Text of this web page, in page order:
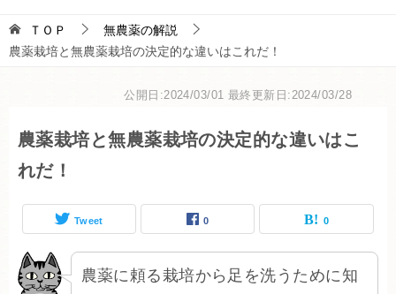
ＴＯＰ
無農薬の解説
農薬栽培と無農薬栽培の決定的な違いはこれだ！
公開日:2024/03/01 最終更新日:2024/03/28
農薬栽培と無農薬栽培の決定的な違いはこ
れだ！
Tweet 0 0
農薬に頼る栽培から足を洗うために知